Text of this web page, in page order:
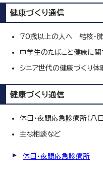
健康づくり通信
70歳以上の人へ 結核・
中学生のたばこと健康に関
シニア世代の健康づくり
健康づくり通信
休日・夜間応急診療所（八
主な相談など
休日・夜間応急診療所